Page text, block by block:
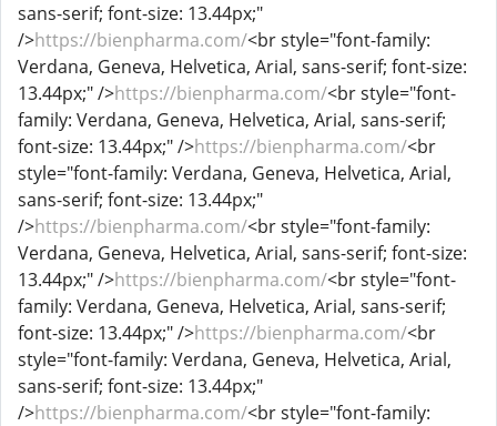
sans-serif; font-size: 13.44px;"
/>https://bienpharma.com/<br style="font-family:
Verdana, Geneva, Helvetica, Arial, sans-serif; font-size:
13.44px;" />https://bienpharma.com/<br style="font-
family: Verdana, Geneva, Helvetica, Arial, sans-serif;
font-size: 13.44px;" />https://bienpharma.com/<br
style="font-family: Verdana, Geneva, Helvetica, Arial,
sans-serif; font-size: 13.44px;"
/>https://bienpharma.com/<br style="font-family:
Verdana, Geneva, Helvetica, Arial, sans-serif; font-size:
13.44px;" />https://bienpharma.com/<br style="font-
family: Verdana, Geneva, Helvetica, Arial, sans-serif;
font-size: 13.44px;" />https://bienpharma.com/<br
style="font-family: Verdana, Geneva, Helvetica, Arial,
sans-serif; font-size: 13.44px;"
/>https://bienpharma.com/<br style="font-family: